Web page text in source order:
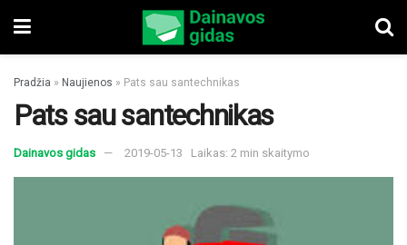
Pradžia » Naujienos » Pats sau santechnikas
Pats sau santechnikas
Dainavos gidas 2019-05-13 Laikas: 2 min skaitymo